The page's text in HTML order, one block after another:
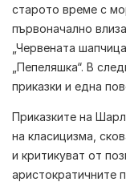
старото време с
първоначално
„Червената
„Пепеляшка“. В
приказки и една
Приказките на
на класицизма,
и критикуват от
аристократичните